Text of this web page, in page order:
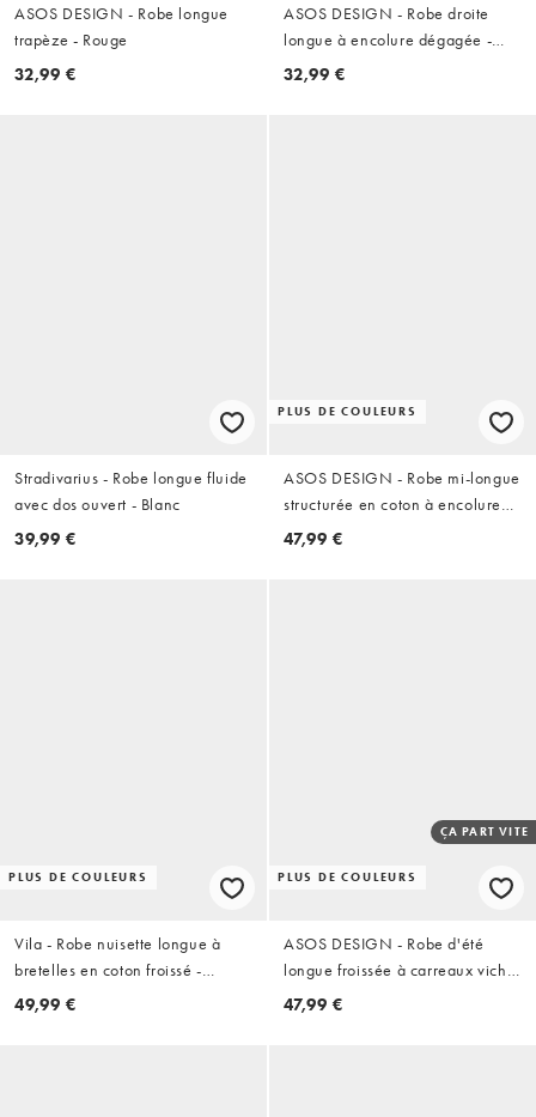
ASOS DESIGN - Robe longue
trapèze - Rouge
32,99 €
ASOS DESIGN - Robe droite
longue à encolure dégagée -
Chocolat
32,99 €
Stradivarius - Robe longue fluide
avec dos ouvert - Blanc
39,99 €
PLUS DE COULEURS
ASOS DESIGN - Robe mi-longue
structurée en coton à encolure
carrée et bretelle dans le dos -
47,99 €
PLUS DE COULEURS
Vila - Robe nuisette longue à
bretelles en coton froissé -
Marron chocolat
49,99 €
PLUS DE COULEURS
ÇA PART VITE
ASOS DESIGN - Robe d'été
longue froissée à carreaux vichy
et taille basse froncée - Olive et
47,99 €